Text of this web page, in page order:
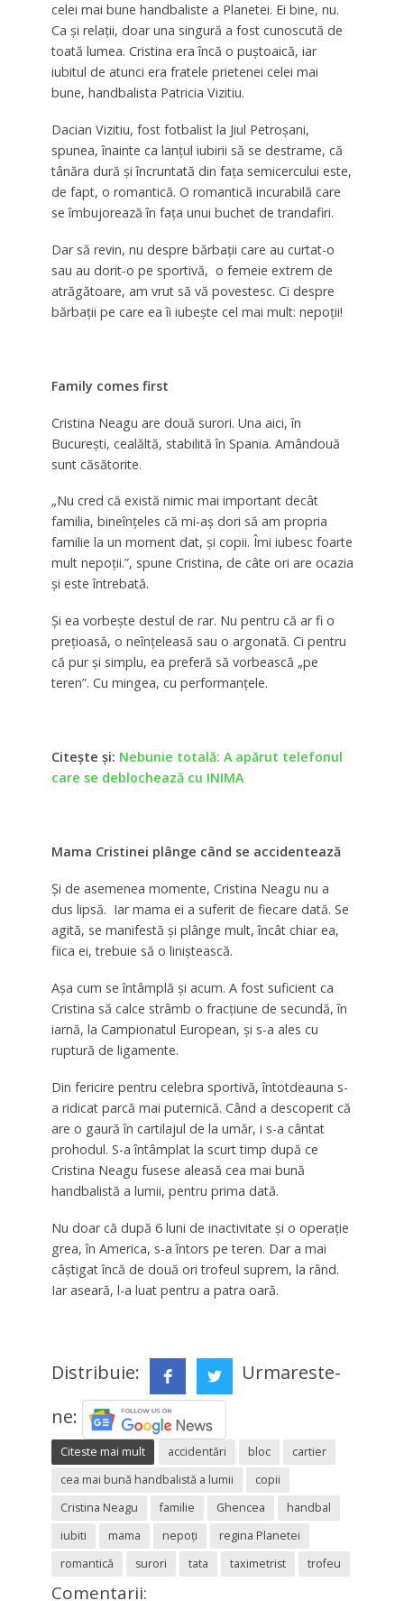
celei mai bune handbaliste a Planetei. Ei bine, nu.
Ca şi relaţii, doar una singură a fost cunoscută de
toată lumea. Cristina era încă o puştoaică, iar
iubitul de atunci era fratele prietenei celei mai
bune, handbalista Patricia Vizitiu.
Dacian Vizitiu, fost fotbalist la Jiul Petroşani,
spunea, înainte ca lanţul iubirii să se destrame, că
tânăra dură şi încruntată din faţa semicercului este,
de fapt, o romantică. O romantică incurabilă care
se îmbujorează în faţa unui buchet de trandafiri.
Dar să revin, nu despre bărbaţii care au curtat-o
sau au dorit-o pe sportivă, o femeie extrem de
atrăgătoare, am vrut să vă povestesc. Ci despre
bărbaţii pe care ea îi iubeşte cel mai mult: nepoţii!
Family comes first
Cristina Neagu are două surori. Una aici, în
Bucureşti, cealăltă, stabilită în Spania. Amândouă
sunt căsătorite.
„Nu cred că există nimic mai important decât
familia, bineînțeles că mi-aș dori să am propria
familie la un moment dat, și copii. Îmi iubesc foarte
mult nepoții.”, spune Cristina, de câte ori are ocazia
şi este întrebată.
Şi ea vorbeşte destul de rar. Nu pentru că ar fi o
preţioasă, o neînţeleasă sau o argonată. Ci pentru
că pur şi simplu, ea preferă să vorbească „pe
teren”. Cu mingea, cu performanţele.
Citeşte şi: Nebunie totală: A apărut telefonul
care se deblochează cu INIMA
Mama Cristinei plânge când se accidentează
Şi de asemenea momente, Cristina Neagu nu a
dus lipsă. Iar mama ei a suferit de fiecare dată. Se
agită, se manifestă şi plânge mult, încât chiar ea,
fiica ei, trebuie să o liniştească.
Aşa cum se întâmplă şi acum. A fost suficient ca
Cristina să calce strâmb o fracţiune de secundă, în
iarnă, la Campionatul European, şi s-a ales cu
ruptură de ligamente.
Din fericire pentru celebra sportivă, întotdeauna s-
a ridicat parcă mai puternică. Când a descoperit că
are o gaură în cartilajul de la umăr, i s-a cântat
prohodul. S-a întâmplat la scurt timp după ce
Cristina Neagu fusese aleasă cea mai bună
handbalistă a lumii, pentru prima dată.
Nu doar că după 6 luni de inactivitate şi o operaţie
grea, în America, s-a întors pe teren. Dar a mai
câştigat încă de două ori trofeul suprem, la rând.
Iar aseară, l-a luat pentru a patra oară.
Distribuie:
Urmareste-
ne:
Citeste mai mult accidentări bloc
cartier
cea mai bună handbalistă a lumii
copii
Cristina Neagu
familie Ghencea
handbal
iubiti
mama nepoți
regina Planetei
romantică
surori tata taximetrist trofeu
Comentarii: